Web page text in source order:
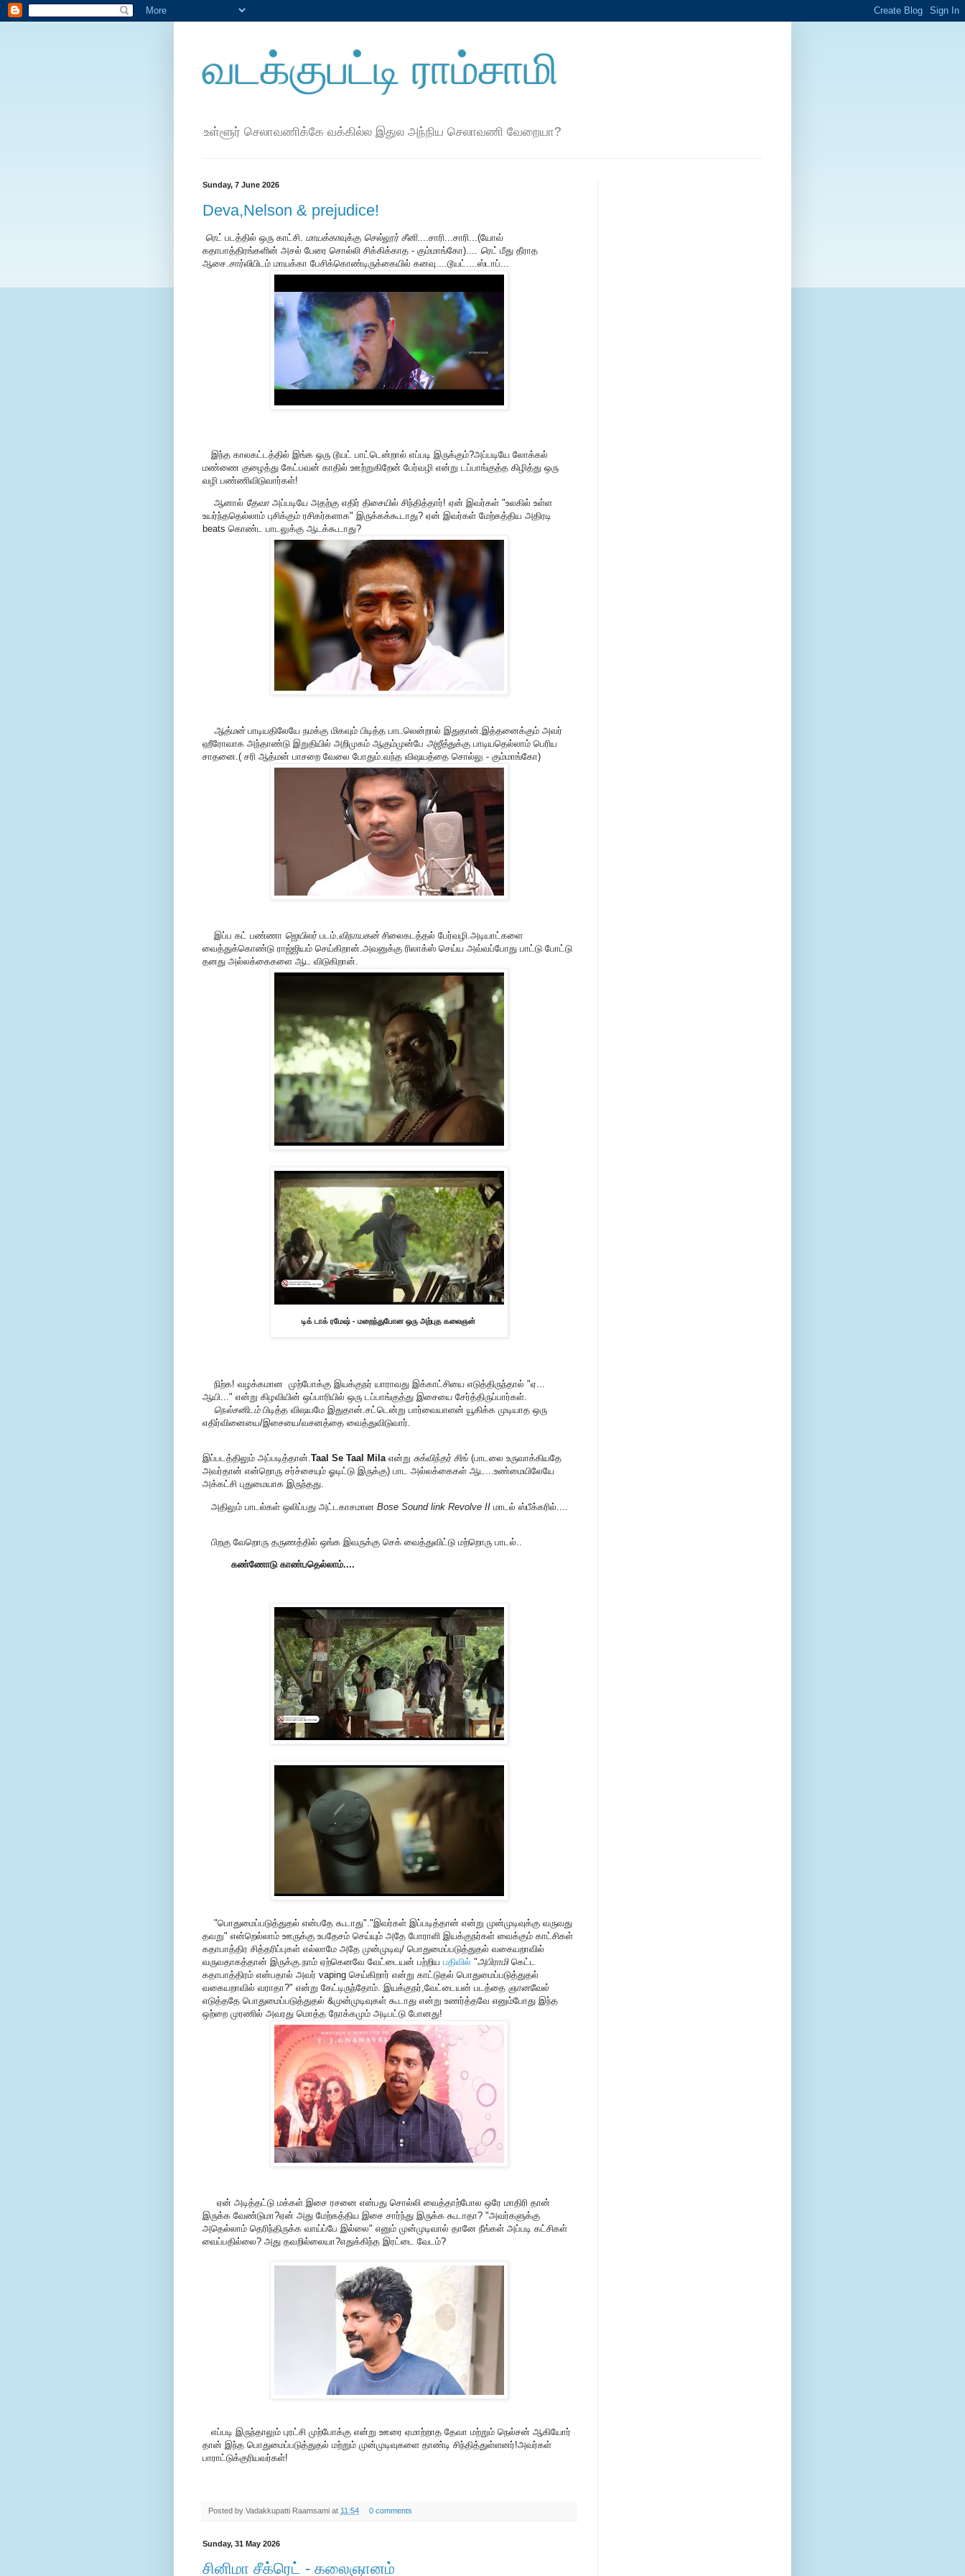
வடக்குபட்டி ராம்சாமி
உள்ளூர் செலாவணிக்கே வக்கில்ல இதுல அந்நிய செலாவணி வேறையா?
Sunday, 7 June 2026
Deva,Nelson & prejudice!
ரெட் படத்தில் ஒரு காட்சி. மாயக்காவுக்கு செல்லூர் சீனி....சாரி...சாரி...(யோவ்
கதாபாத்திரங்களின் அசல் பேரை சொல்லி சிக்கிக்காத - கும்மாங்கோ).... ரெட் மீது தீராத
ஆசை.சார்லியிடம் மாயக்கா பேசிக்கொண்டிருக்கையில் கனவு....டூயட்....ஸ்டாப்...
இந்த காலகட்டத்தில் இங்க ஒரு டூயட் பாட்டென்றால் எப்படி இருக்கும்?அப்படியே லோக்கல்
மண்ணை குழைத்து கேட்பவன் காதில் ஊற்றுகிறேன் பேர்வழி என்று டப்பாங்குத்த கிழித்து ஒரு
வழி பண்ணிவிடுவார்கள்!
ஆனால் தேவாஅப்படியே அதற்கு எதிர் திசையில் சிந்தித்தார்! ஏன் இவர்கள் "உலகில் உள்ள
உயர்ந்ததெல்லாம் புசிக்கும் ரசிகர்களாக" இருக்கக்கூடாது? ஏன் இவர்கள் மேற்கத்திய அதிரடி
beats கொண்ட பாடலுக்கு ஆடக்கூடாது?
ஆத்மன்பாடியதிலேயே நமக்கு மிகவும் பிடித்த பாடலென்றால் இதுதான்.இத்தனைக்கும் அவர்
ஹீரோவாக அந்தாண்டு இறுதியில் அறிமுகம் ஆகும்முன்பே அஜீத்துக்கு பாடியதெல்லாம் பெரிய
சாதனை.( சரி ஆத்மன் பாசறை வேலை போதும்.வந்த விஷயத்தை சொல்லு - கும்மாங்கோ)
இப்ப கட் பண்ணா ஜெயிலர்படம்.விநாயகன்சிலைகடத்தல் பேர்வழி.அடியாட்களை
வைத்துக்கொண்டு ராஜ்ஜியம் செய்கிறான்.அவனுக்கு ரிலாக்ஸ் செய்ய அவ்வப்போது பாட்டு போட்டு
தனது அல்லக்கைகளை ஆட விடுகிறான்.
டிக் டாக் ரமேஷ் - மறைந்துபோன ஒரு அற்புத கலைஞன்
நிற்க! வழக்கமான முற்போக்கு இயக்குநர் யாராவது இக்காட்சியை எடுத்திருந்தால் "ஏ...
ஆயி..." என்று கிழவியின் ஒப்பாரியில் ஒரு டப்பாங்குத்து இசையை சேர்த்திருப்பார்கள்.
நெல்சனிடம்பிடித்த விஷயமே இதுதான்.சட்டென்று பார்வையாளன் யூகிக்க முடியாத ஒரு
எதிர்வினையை/இசையை/வசனத்தை வைத்துவிடுவார்.
இப்படத்திலும் அப்படித்தான்.Taal Se Taal Milaஎன்று சுக்விந்தர் சிங் (பாடலை உருவாக்கியதே
அவர்தான் என்றொரு சர்ச்சையும் ஓடிட்டு இருக்கு) பாட அல்லக்கைகள் ஆட...உண்மையிலேயே
அக்கட்சி புதுமையாக இருந்தது.
அதிலும் பாடல்கள் ஒலிப்பது அட்டகாசமான Bose Sound link Revolve II மாடல் ஸ்பீக்கரில்....
பிறகு வேறொரு தருணத்தில் ஒங்க இவருக்கு செக் வைத்துவிட்டு மற்றொரு பாடல்..
கண்ணோடு காண்பதெல்லாம்....
"பொதுமைப்படுத்துதல் என்பதே கூடாது"."இவர்கள் இப்படித்தான் என்று முன்முடிவுக்கு வருவது
தவறு" என்றெல்லாம் ஊருக்கு உபதேசம் செய்யும் அதே போராளி இயக்குநர்கள் வைக்கும் காட்சிகள்
கதாபாத்திர சித்தரிப்புகள் எல்லாமே அதே முன்முடிவு/ பொதுமைப்படுத்துதல் வகையறாவில்
வருவதாகத்தான் இருக்கு.நாம் ஏற்கெனவே வேட்டையன் பற்றிய பதிவில் "அபிராமிகெட்ட
கதாபாத்திரம் என்பதால் அவர் vaping செய்கிறார் என்று காட்டுதல் பொதுமைப்படுத்துதல்
வகையறாவில் வராதா?" என்று கேட்டிருந்தோம். இயக்குநர்,வேட்டையன் படத்தை ஞானவேல்
எடுத்ததே பொதுமைப்படுத்துதல் &முன்முடிவுகள் கூடாது என்று உணர்த்தவே எனும்போது இந்த
ஒற்றை முரணில் அவரது மொத்த நோக்கமும் அடிபட்டு போனது!
ஏன் அடித்தட்டு மக்கள் இசை ரசனை என்பது சொல்லி வைத்தாற்போல ஒரே மாதிரி தான்
இருக்க வேண்டுமா?ஏன் அது மேற்கத்திய இசை சார்ந்து இருக்க கூடாதா? "அவர்களுக்கு
அதெல்லாம் தெரிந்திருக்க வாய்ப்பே இல்லை" எனும் முன்முடிவால் தானே நீங்கள் அப்படி கட்சிகள்
வைப்பதில்லை? அது தவறில்லையா?எதுக்கிந்த இரட்டை வேடம்?
எப்படி இருந்தாலும் புரட்சி முற்போக்கு என்று ஊரை ஏமாற்றாத தேவா மற்றும் நெல்சன் ஆகியோர்
தான் இந்த பொதுமைப்படுத்துதல் மற்றும் முன்முடிவுகளை தாண்டி சிந்தித்துள்ளனர்!அவர்கள்
பாராட்டுக்குரியவர்கள்!
Posted by Vadakkupatti Raamsami at 11:54 0 comments
Sunday, 31 May 2026
சினிமா சீக்ரெட் - கலைஞானம்